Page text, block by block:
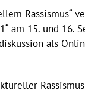
Rassismus“
am 15. und 16.
als